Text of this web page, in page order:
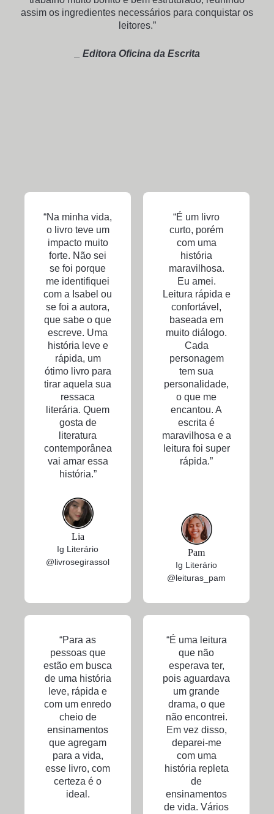
assim os ingredientes necessários para conquistar os
leitores.”
_ Editora Oficina da Escrita
“Na minha vida,
o livro teve um
impacto muito
forte. Não sei
se foi porque
me identifiquei
com a Isabel ou
se foi a autora,
que sabe o que
escreve. Uma
história leve e
rápida, um
ótimo livro para
tirar aquela sua
ressaca
literária. Quem
gosta de
literatura
contemporânea
vai amar essa
história.”
Lia
Ig Literário
@livrosegirassol
“É um livro
curto, porém
com uma
história
maravilhosa.
Eu amei.
Leitura rápida e
confortável,
baseada em
muito diálogo.
Cada
personagem
tem sua
personalidade,
o que me
encantou. A
escrita é
maravilhosa e a
leitura foi super
rápida.”
Pam
Ig Literário
@leituras_pam
“Para as
pessoas que
estão em busca
de uma história
leve, rápida e
com um enredo
cheio de
ensinamentos
que agregam
para a vida,
esse livro, com
certeza é o
ideal.
“É uma leitura
que não
esperava ter,
pois aguardava
um grande
drama, o que
não encontrei.
Em vez disso,
deparei-me
com uma
história repleta
de
ensinamentos
de vida. Vários